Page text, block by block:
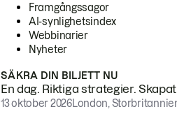
Framgångssagor
AI-synlighetsindex
Webbinarier
Nyheter
SÄKRA DIN BILJETT NU
En dag. Riktiga strategier.
13 oktober 2026London,